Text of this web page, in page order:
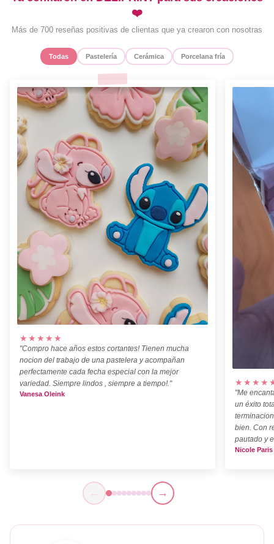
❤️
Más de 700 reseñas positivas de clientas que ya crearon con nosotras
Todas Pastelería Cerámica Porcelana fría
★★★★★
"Compro hace años estos cortantes! Tienen mucha
nocion del trabajo de una pastelera y acompañan
perfectamente cada fecha especial con la mejor
variedad. Siempre lindos , siempre a tiempo!."
Vanesa Oleink
"Me
un éxito
bien. Con
pautado y
Nicole Paris
← →